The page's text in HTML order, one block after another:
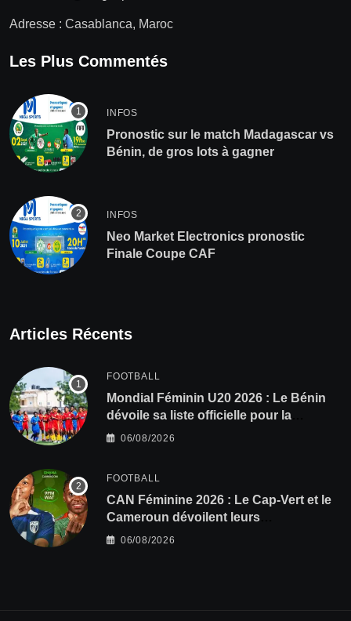
Adresse : Casablanca, Maroc
Les Plus Commentés
INFOS
Pronostic sur le match Madagascar vs
Bénin, de gros lots à gagner
INFOS
Neo Market Electronics pronostic
Finale Coupe CAF
Articles Récents
FOOTBALL
Mondial Féminin U20 2026 : Le Bénin
dévoile sa liste officielle pour la
Pologne
06/08/2026
FOOTBALL
CAN Féminine 2026 : Le Cap-Vert et le
Cameroun dévoilent leurs
compositions
06/08/2026